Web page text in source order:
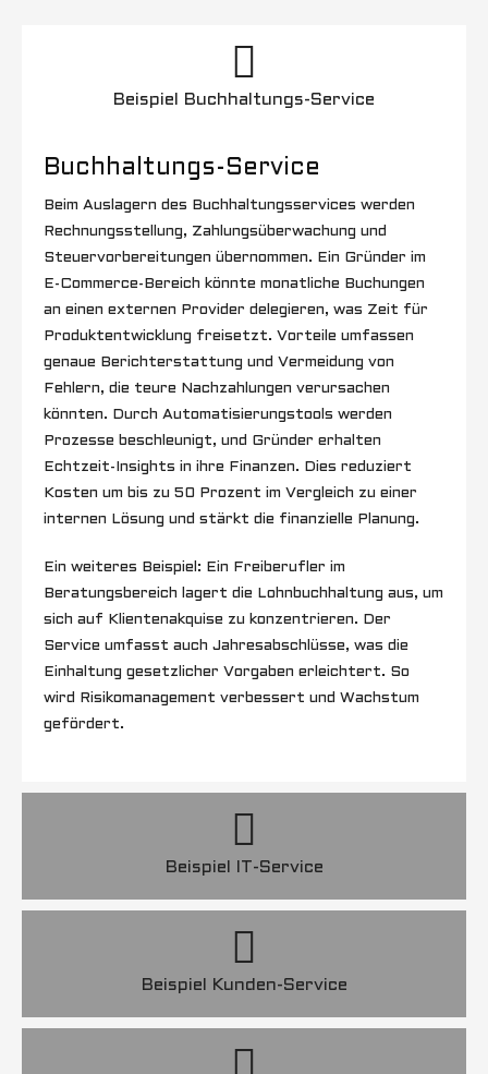
Beispiel Buchhaltungs-Service
Beispiel IT-Service
Beispiel Kunden-Service
Buchhaltungs-Service
Beim Auslagern des Buchhaltungsservices werden
Rechnungsstellung, Zahlungsüberwachung und
Steuervorbereitungen übernommen. Ein Gründer im
E-Commerce-Bereich könnte monatliche Buchungen
an einen externen Provider delegieren, was Zeit für
Produktentwicklung freisetzt. Vorteile umfassen
genaue Berichterstattung und Vermeidung von
Fehlern, die teure Nachzahlungen verursachen
könnten. Durch Automatisierungstools werden
Prozesse beschleunigt, und Gründer erhalten
Echtzeit-Insights in ihre Finanzen. Dies reduziert
Kosten um bis zu 50 Prozent im Vergleich zu einer
internen Lösung und stärkt die finanzielle Planung.
Ein weiteres Beispiel: Ein Freiberufler im
Beratungsbereich lagert die Lohnbuchhaltung aus, um
sich auf Klientenakquise zu konzentrieren. Der
Service umfasst auch Jahresabschlüsse, was die
Einhaltung gesetzlicher Vorgaben erleichtert. So
wird Risikomanagement verbessert und Wachstum
gefördert.